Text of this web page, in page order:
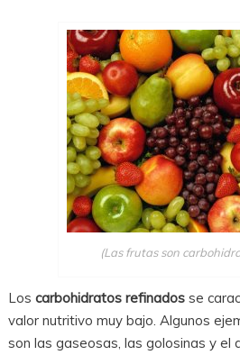
(Las frutas son
Los carbohidratos refinadosse
valor nutritivo muy bajo. Algunos
son las gaseosas, las golosinas y el